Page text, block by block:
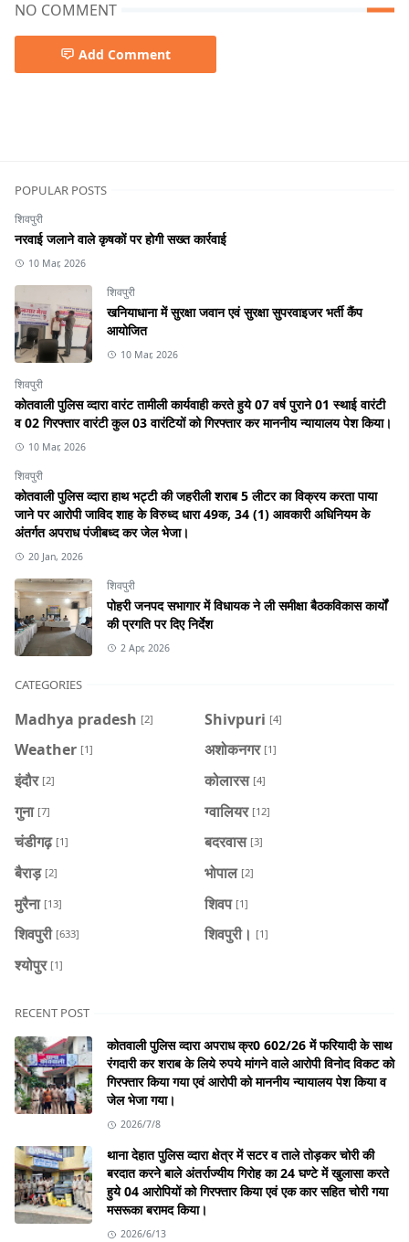
NO COMMENT
Add Comment
POPULAR POSTS
शिवपुरी
नरवाई जलाने वाले कृषकों पर होगी सख्त कार्रवाई
10 Mar, 2026
शिवपुरी
खनियाधाना में सुरक्षा जवान एवं सुरक्षा सुपरवाइजर भर्ती कैंप
आयोजित
10 Mar, 2026
शिवपुरी
कोतवाली पुलिस व्दारा वारंट तामीली कार्यवाही करते हुये 07 वर्ष पुराने 01 स्थाई वारंटी
व 02 गिरफ्तार वारंटी कुल 03 वारंटियों को गिरफ्तार कर माननीय न्यायालय पेश किया।
10 Mar, 2026
शिवपुरी
कोतवाली पुलिस व्दारा हाथ भट्टी की जहरीली शराब 5 लीटर का विक्रय करता पाया
जाने पर आरोपी जाविद शाह के विरुध्द धारा 49क, 34 (1) आवकारी अधिनियम के
अंतर्गत अपराध पंजीबध्द कर जेल भेजा।
20 Jan, 2026
शिवपुरी
पोहरी जनपद सभागार में विधायक ने ली समीक्षा बैठकविकास कार्यों
की प्रगति पर दिए निर्देश
2 Apr, 2026
CATEGORIES
Madhya pradesh [2] Shivpuri [4]
Weather [1] अशोकनगर [1]
इंदौर [2] कोलारस [4]
गुना [7] ग्वालियर [12]
चंडीगढ़ [1] बदरवास [3]
बैराड़ [2] भोपाल [2]
मुरैना [13] शिवप [1]
शिवपुरी [633] शिवपुरी। [1]
श्योपुर [1]
RECENT POST
कोतवाली पुलिस व्दारा अपराध क्र0 602/26 में फरियादी के साथ
रंगदारी कर शराब के लिये रुपये मांगने वाले आरोपी विनोद विकट को
गिरफ्तार किया गया एवं आरोपी को माननीय न्यायालय पेश किया व
जेल भेजा गया।
2026/7/8
थाना देहात पुलिस व्दारा क्षेत्र में सटर व ताले तोड़कर चोरी की
बरदात करने बाले अंतर्राज्यीय गिरोह का 24 घण्टे में खुलासा करते
हुये 04 आरोपियों को गिरफ्तार किया एवं एक कार सहित चोरी गया
मसरूका बरामद किया।
2026/6/13